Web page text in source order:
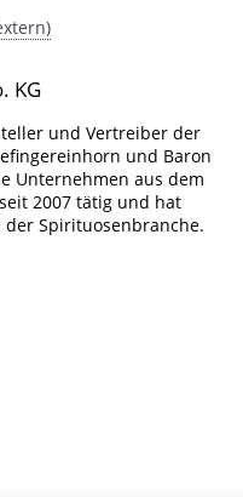
KG
und Vertreiber der
und Baron
Unternehmen aus dem
2007 tätig und hat
Spirituosenbranche.